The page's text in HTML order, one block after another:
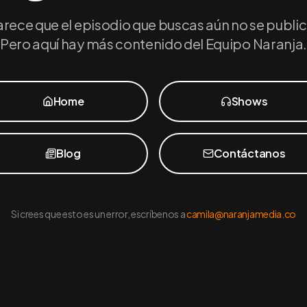
que el episodio que buscas aún no se
Pero aquí hay más contenido del Equipo Naranja.
Home Shows
Blog Contáctanos
Si crees que esto es un error, escríbenos acamila@naranjamedia.co